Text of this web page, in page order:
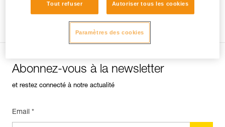
Abonnez-vous à la newsletter
et restez connecté à notre actualité
Email *
Tout refuser Autoriser tous les cookies
Paramètres des cookies